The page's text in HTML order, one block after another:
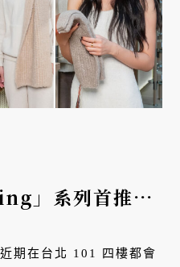
」系列首推男
劉以豪暖裝出席
期在台北 101 四樓都會